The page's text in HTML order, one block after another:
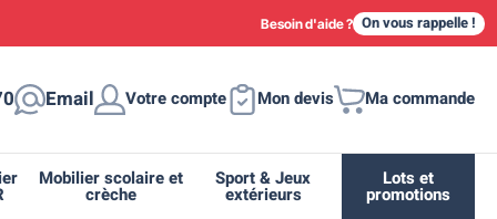
Besoin d'aide ? On vous rappelle !
Email Votre compte Mon devis Ma commande
Mobilier scolaire et
crèche
Sport & Jeux
extérieurs
Lots et
promotions